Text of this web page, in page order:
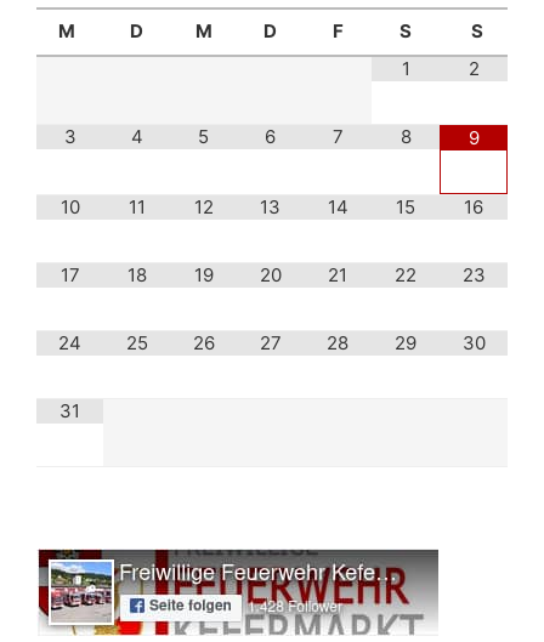
M D M D F S
S
1
2
3 4 5 6 7 8 9
10 11 12 13 14 15 16
17 18 19 20 21 22 23
24 25 26 27 28 29 30
31